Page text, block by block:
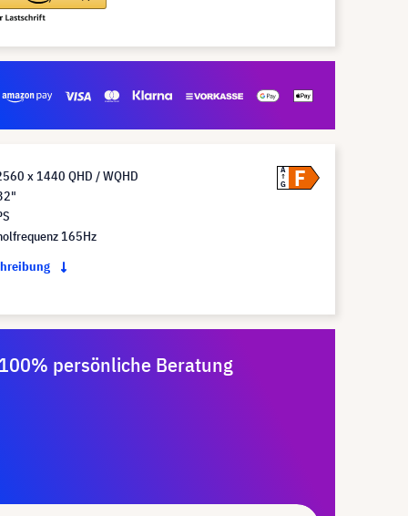
x 1440 QHD / WQHD
165Hz
A
G
F
persönliche Beratung